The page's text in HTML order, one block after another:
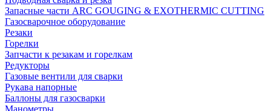
Запасные части ARC GOUGING & EXOTHERMIC CUTTING
Газосварочное оборудование
Резаки
Горелки
Запчасти к резакам и горелкам
Редукторы
Газовые вентили для сварки
Рукава напорные
Баллоны для газосварки
Манометры